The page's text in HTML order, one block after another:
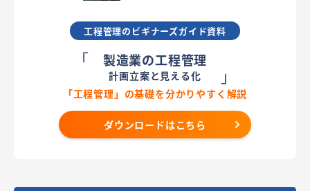
工程管理のビギナーズガイド資料
「 製造業の工程管理
」
計画立案と見える化
「工程管理」の基礎を分かりやすく解説
ダウンロードはこちら